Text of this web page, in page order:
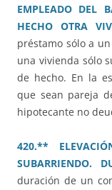
EMPLEADO DEL
HECHO OTRA
préstamo sólo a
una vivienda sólo
de hecho. En la
que sean pareja
hipotecante no
420.**
SUBARRIENDO.
duración de un